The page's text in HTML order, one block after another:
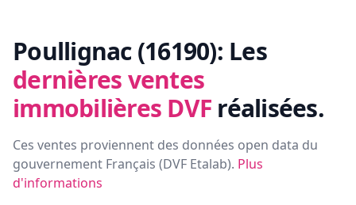
Poullignac (16190): Les
dernières ventes
immobilières DVF réalisées.
Ces ventes proviennent des données open data du
gouvernement Français (DVF Etalab). Plus
d'informations